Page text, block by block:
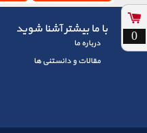
با ما بیشتر آشنا شوید
درباره ما
مقالات و دانستنی ها
0